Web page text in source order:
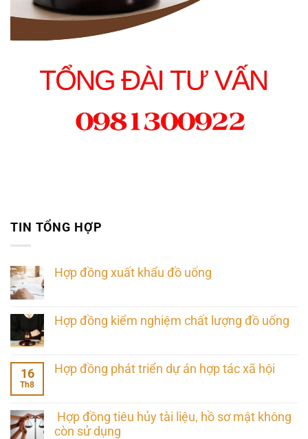
TIN TỔNG HỢP
Hợp đồng xuất khẩu đồ uống
Hợp đồng kiểm nghiệm chất lượng đồ uống
16
Th8
Hợp đồng phát triển dự án hợp tác xã hội
Hợp đồng tiêu hủy tài liệu, hồ sơ mật không
còn sử dụng